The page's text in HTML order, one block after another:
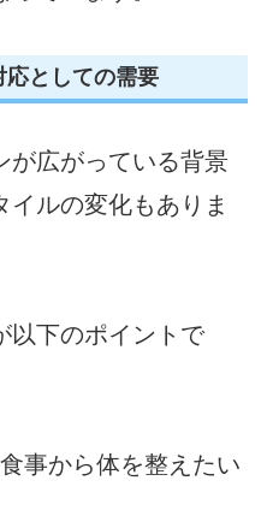
としての需要
が広がっている背景
イルの変化もありま
以下のポイントで
事から体を整えたい